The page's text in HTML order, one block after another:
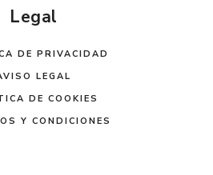
Legal
DE PRIVACIDAD
LEGAL
DE COOKIES
Y CONDICIONES